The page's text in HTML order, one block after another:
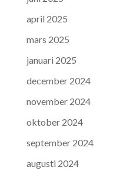
april 2025
mars 2025
januari 2025
december 2024
november 2024
oktober 2024
september 2024
augusti 2024